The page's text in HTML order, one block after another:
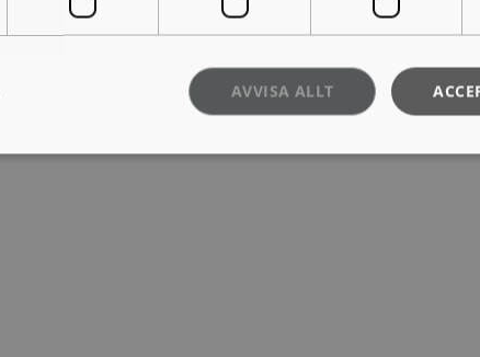
AVVISA ALLT